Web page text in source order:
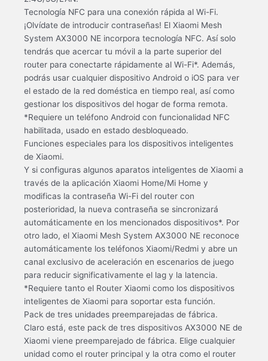
Tecnología NFC para una conexión rápida al Wi-Fi.
¡Olvídate de introducir contraseñas! El Xiaomi Mesh
System AX3000 NE incorpora tecnología NFC. Así solo
tendrás que acercar tu móvil a la parte superior del
router para conectarte rápidamente al Wi-Fi*. Además,
podrás usar cualquier dispositivo Android o iOS para ver
el estado de la red doméstica en tiempo real, así como
gestionar los dispositivos del hogar de forma remota.
*Requiere un teléfono Android con funcionalidad NFC
habilitada, usado en estado desbloqueado.
Funciones especiales para los dispositivos inteligentes
de Xiaomi.
Y si configuras algunos aparatos inteligentes de Xiaomi a
través de la aplicación Xiaomi Home/Mi Home y
modificas la contraseña Wi-Fi del router con
posterioridad, la nueva contraseña se sincronizará
automáticamente en los mencionados dispositivos*. Por
otro lado, el Xiaomi Mesh System AX3000 NE reconoce
automáticamente los teléfonos Xiaomi/Redmi y abre un
canal exclusivo de aceleración en escenarios de juego
para reducir significativamente el lag y la latencia.
*Requiere tanto el Router Xiaomi como los dispositivos
inteligentes de Xiaomi para soportar esta función.
Pack de tres unidades preemparejadas de fábrica.
Claro está, este pack de tres dispositivos AX3000 NE de
Xiaomi viene preemparejado de fábrica. Elige cualquier
unidad como el router principal y la otra como el router